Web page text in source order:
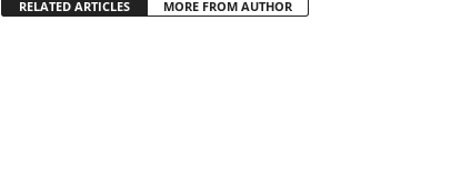
RELATED ARTICLES MORE FROM AUTHOR